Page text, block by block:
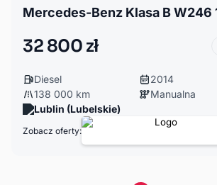
32 800 zł
Diesel
2014
138 000 km
Manualna
Lublin (Lubelskie)
Zobacz oferty: